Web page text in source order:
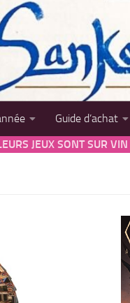
Guide d’achat
JEUX SONT SUR VIN